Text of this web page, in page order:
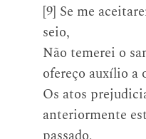
[9] Se me
seio,
Não temerei o
ofereço auxílio a
Os atos
anteriormente